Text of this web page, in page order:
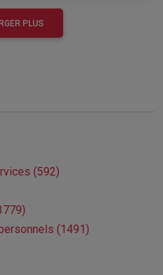
PLUS
(592)
(1491)